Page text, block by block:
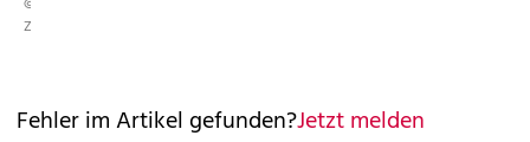
ZDF
Fehler im Artikel gefunden?Jetzt melden